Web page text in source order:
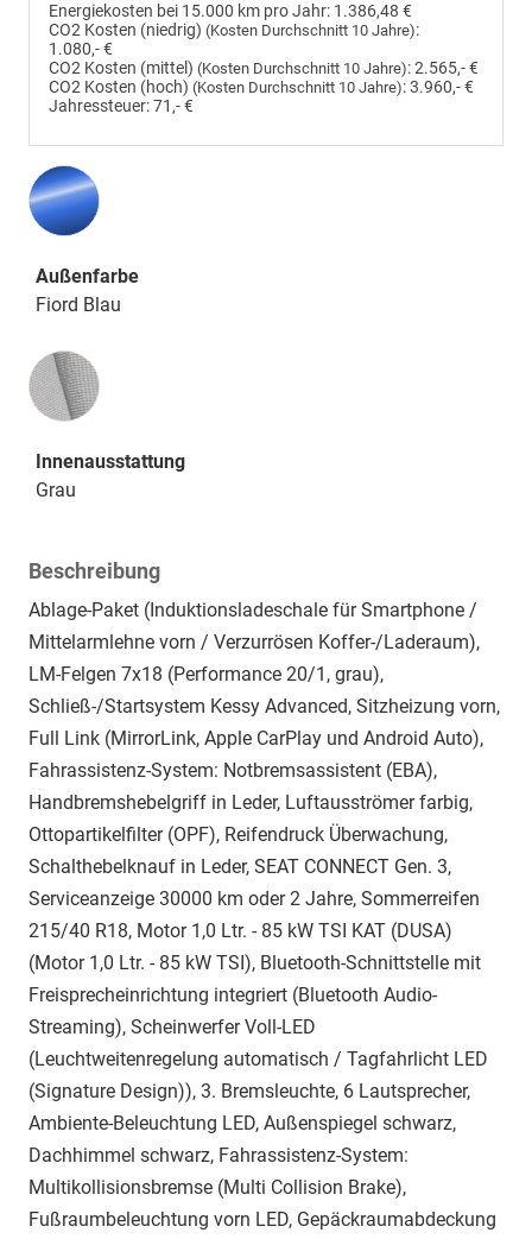
Energiekosten bei 15.000 km pro Jahr: 1.386,48 €
CO2 Kosten (niedrig) (Kosten Durchschnitt 10 Jahre):
1.080,- €
CO2 Kosten (mittel) (Kosten Durchschnitt 10 Jahre):2.565,- €
CO2 Kosten (hoch) (Kosten Durchschnitt 10 Jahre):3.960,- €
Jahressteuer:71,- €
Außenfarbe
Fiord Blau
Innenausstattung
Innenausstattung
Grau
Beschreibung
Ablage-Paket (Induktionsladeschale für Smartphone /
Mittelarmlehne vorn / Verzurrösen Koffer-/Laderaum),
LM-Felgen 7x18 (Performance 20/1, grau),
Schließ-/Startsystem Kessy Advanced, Sitzheizung vorn,
Full Link (MirrorLink, Apple CarPlay und Android Auto),
Fahrassistenz-System: Notbremsassistent (EBA),
Handbremshebelgriff in Leder, Luftausströmer farbig,
Ottopartikelfilter (OPF), Reifendruck Überwachung,
Schalthebelknauf in Leder, SEAT CONNECT Gen. 3,
Serviceanzeige 30000 km oder 2 Jahre, Sommerreifen
215/40 R18, Motor 1,0 Ltr. - 85 kW TSI KAT (DUSA)
(Motor 1,0 Ltr. - 85 kW TSI), Bluetooth-Schnittstelle mit
Freisprecheinrichtung integriert (Bluetooth Audio-
Streaming), Scheinwerfer Voll-LED
(Leuchtweitenregelung automatisch / Tagfahrlicht LED
(Signature Design)), 3. Bremsleuchte, 6 Lautsprecher,
Ambiente-Beleuchtung LED, Außenspiegel schwarz,
Dachhimmel schwarz, Fahrassistenz-System:
Multikollisionsbremse (Multi Collision Brake),
Fußraumbeleuchtung vorn LED, Gepäckraumabdeckung